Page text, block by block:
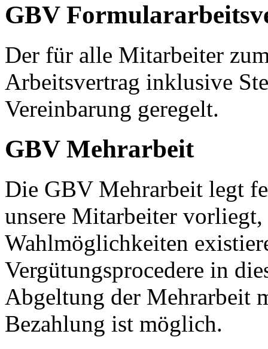
GBV
Der für alle Mitarbeiter
Arbeitsvertrag inklusive
Vereinbarung geregelt.
GBV Mehrarbeit
Die GBV Mehrarbeit legt
unsere Mitarbeiter
Wahlmöglichkeiten
Vergütungsprocedere in
Abgeltung der Mehrarbeit
Bezahlung ist möglich.